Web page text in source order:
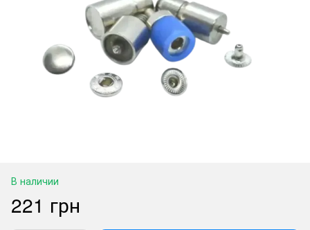
В наличии
221 грн